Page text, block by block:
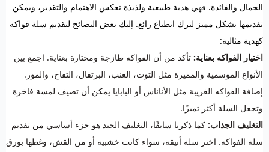
الجمال والفائدة. فهي هدية طبيعية ولذيذة تعكس الاهتمام والتقدير، ويمكن
تقديمها بشكل مميز لترك انطباع رائع. إليك بعض النصائح لتقديم سلة فواكه
كهدية مثالية:
اختيار الفواكه بعناية: تأكد من أن الفواكه طازجة ومختارة بعناية. اجمع بين
الأنواع الموسمية والمميزة مثل التوت، العنب، البرتقال، التفاح، والموز.
إضافة الفواكه الغريبة مثل الأناناس أو البابايا يمكن أن تضيف لمسة فاخرة
وتجعل السلة أكثر تميزًا.
التغليف الجذاب: كما ذكرنا سابقًا، التغليف الجيد هو جزء أساسي من تقديم
سلة الفواكه. اختر سلة أنيقة، سواء كانت خشبية أو من القش، وغطها بورق